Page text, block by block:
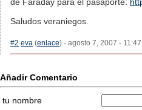
Saludos veraniegos.
#2 eva (enlace) - agosto 7, 2007 -
Añadir Comentario
tu nombre